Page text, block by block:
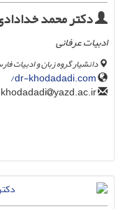
دکتر محمد
ادبیات عرفانی
دانشیار گروه زبان و ادبیات
dr-khodadadi.com/
yazd.ac.ir